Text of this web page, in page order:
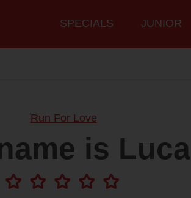
Hauptmenü
SPECIALS JUNIOR
Run For Love
is Luca